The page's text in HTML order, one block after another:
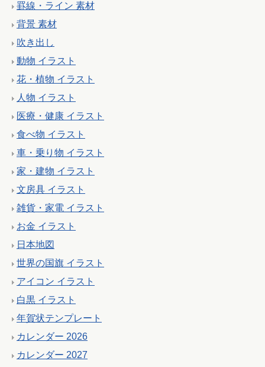
罫線・ライン 素材
背景 素材
吹き出し
動物 イラスト
花・植物 イラスト
人物 イラスト
医療・健康 イラスト
食べ物 イラスト
車・乗り物 イラスト
家・建物 イラスト
文房具 イラスト
雑貨・家電 イラスト
お金 イラスト
日本地図
世界の国旗 イラスト
アイコン イラスト
白黒 イラスト
年賀状テンプレート
カレンダー 2026
カレンダー 2027